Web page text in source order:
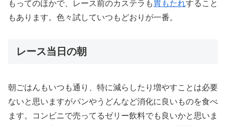
もってのほかで、レース前のカステラも 胃もたれすること
もあります。色々試していつもどおりが一番。
レース当日の朝
朝ごはんもいつも通り、特に減らしたり増やすことは必要
ないと思いますがパンやうどんなど消化に良いものを食べ
ます。コンビニで売ってるゼリー飲料でも良いかと思いま